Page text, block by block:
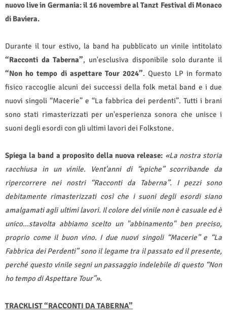
nuovo live in Germania: il 16 novembre al Tanzt Festival di Monaco
di Baviera.
Durante il tour estivo, la band ha pubblicato un vinile intitolato
“Racconti da Taberna”, un'esclusiva disponibile solo durante il
“Non ho tempo di aspettare Tour 2024”. Questo LP in formato
fisico raccoglie alcuni dei successi della folk metal band e i due
nuovi singoli “Macerie” e “La fabbrica dei perdenti”. Tutti i brani
sono stati rimasterizzati per un'esperienza sonora che unisce i
suoni degli esordi con gli ultimi lavori dei Folkstone.
Spiega la band a proposito della nuova release: «La nostra storia
racchiusa in un vinile. Vent'anni di “epiche” scorribande da
ripercorrere nei nostri “Racconti da Taberna”. I pezzi sono
debitamente rimasterizzati così che i suoni degli esordi siano
amalgamati agli ultimi lavori. Il colore del vinile non è casuale ed è
unico...stavolta abbiamo scelto un "abbinamento" ben preciso,
proprio come il buon vino. I due nuovi singoli “Macerie” e “La
Fabbrica dei Perdenti” sono il legame tra il passato ed il presente,
perché questo vinile segni un passaggio indelebile di questo “Non
ho tempo di Aspettare Tour”».
TRACKLIST “RACCONTI DA TABERNA”